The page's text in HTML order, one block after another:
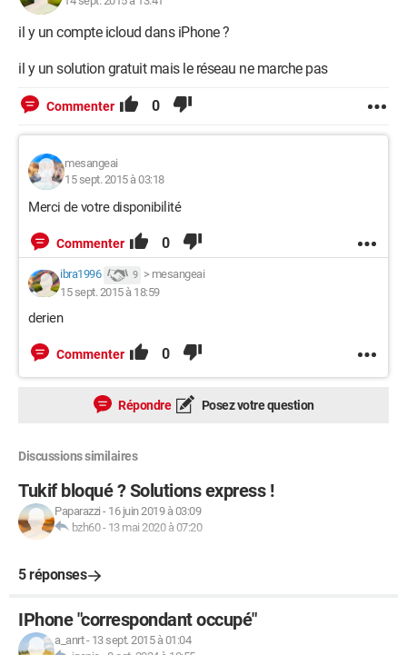
il y un compte icloud dans iPhone ?
il y un solution gratuit mais le réseau ne marche pas
Commenter 0
mesangeai
15 sept. 2015 à 03:18
Merci de votre disponibilité
Commenter 0
ibra1996 9 > mesangeai
15 sept. 2015 à 18:59
derien
Commenter 0
Répondre Posez votre question
Discussions similaires
Tukif bloqué ? Solutions express !
Paparazzi - 16 juin 2019 à 03:09
bzh60- 13 mai 2020 à 07:20
5 réponses
IPhone "correspondant occupé"
a_anrt- 13 sept. 2015 à 01:04